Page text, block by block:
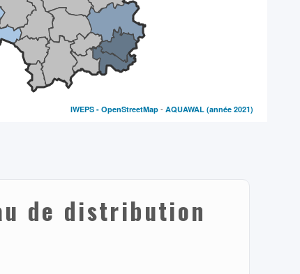
IWEPS -OpenStreetMap -AQUAWAL (année 2021)
de distribution